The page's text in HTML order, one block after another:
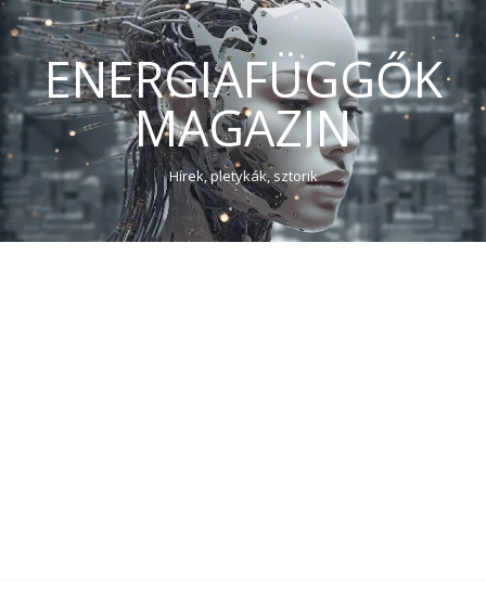
ENERGIAFÜGGŐK
MAGAZIN
Hírek, pletykák, sztorik